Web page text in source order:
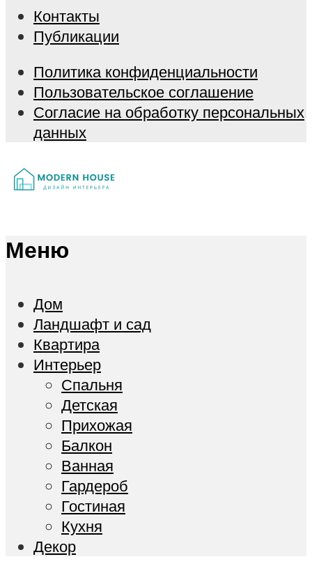
Контакты
Публикации
Политика конфиденциальности
Пользовательское соглашение
Согласие на обработку персональных
данных
Меню
Дом
Ландшафт и сад
Квартира
Интерьер
Спальня
Детская
Прихожая
Балкон
Ванная
Гардероб
Гостиная
Кухня
Декор